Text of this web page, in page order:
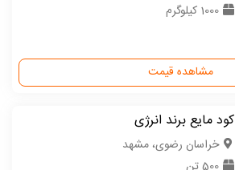
1000 کیلوگرم
مشاهده قیمت
کود مایع برند انرژی
خراسان رضوی، مشهد